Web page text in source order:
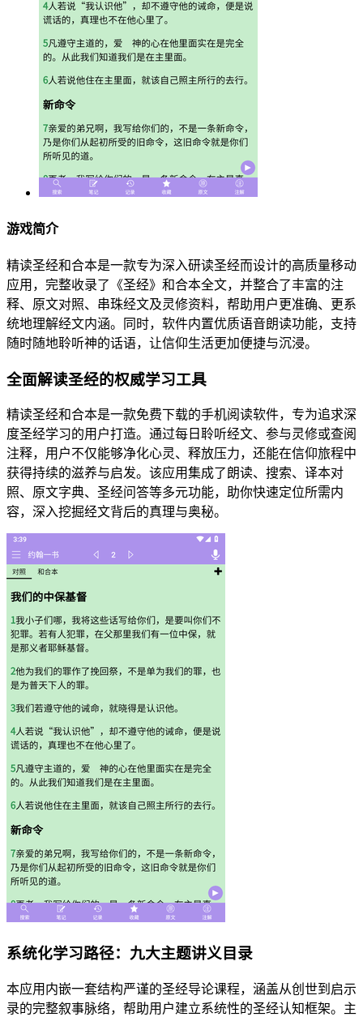
游戏简介
精读圣经和合本是一款专为深入研读圣经而设计的高质量移动
应用，完整收录了《圣经》和合本全文，并整合了丰富的注
释、原文对照、串珠经文及灵修资料，帮助用户更准确、更系
统地理解经文内涵。同时，软件内置优质语音朗读功能，支持
随时随地聆听神的话语，让信仰生活更加便捷与沉浸。
全面解读圣经的权威学习工具
精读圣经和合本是一款免费下载的手机阅读软件，专为追求深
度圣经学习的用户打造。通过每日聆听经文、参与灵修或查阅
注释，用户不仅能够净化心灵、释放压力，还能在信仰旅程中
获得持续的滋养与启发。该应用集成了朗读、搜索、译本对
照、原文字典、圣经问答等多元功能，助你快速定位所需内
容，深入挖掘经文背后的真理与奥秘。
系统化学习路径：九大主题讲义目录
本应用内嵌一套结构严谨的圣经导论课程，涵盖从创世到启示
录的完整叙事脉络，帮助用户建立系统性的圣经认知框架。主